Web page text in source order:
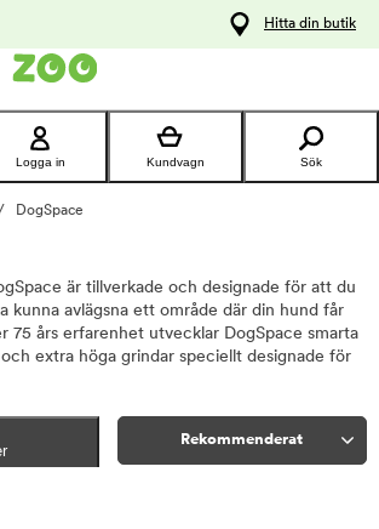
Hitta din butik
Logga in Kundvagn Sök
DogSpace
är tillverkade och designade för att du
kunna avlägsna ett område där din hund får
75 års erfarenhet utvecklar DogSpace smarta
extra höga grindar speciellt designade för
Rekommenderat